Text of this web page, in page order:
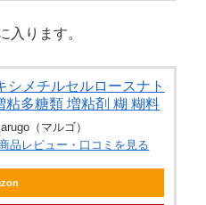
入ります。
シメチルセルロースナト
粘多糖類 増粘剤 糊 糊料
（マルゴ）
品レビュー・口コミを見る